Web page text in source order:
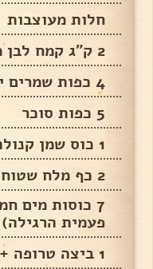
חלות מעוצבות
2 ק"ג קמח לבן מנופה
4 כפות שמרים יבשים
5 כפות סוכר
1 כוס שמן קנולה (הכוס החד פעמית)
2 כף מלח שטוחה
7 כוסות מים
פעמית הרגילה)
1 ביצה טרופה + כף מים למריחה